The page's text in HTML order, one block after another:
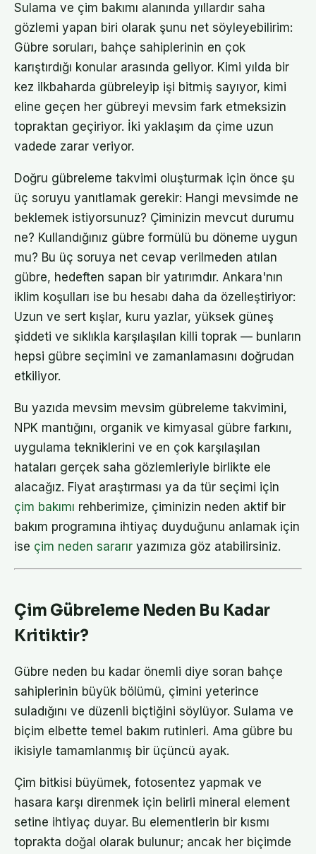
Sulama ve çim bakımı alanında yıllardır saha
gözlemi yapan biri olarak şunu net söyleyebilirim:
Gübre soruları, bahçe sahiplerinin en çok
karıştırdığı konular arasında geliyor. Kimi yılda bir
kez ilkbaharda gübreleyip işi bitmiş sayıyor, kimi
eline geçen her gübreyi mevsim fark etmeksizin
topraktan geçiriyor. İki yaklaşım da çime uzun
vadede zarar veriyor.
Doğru gübreleme takvimi oluşturmak için önce şu
üç soruyu yanıtlamak gerekir: Hangi mevsimde ne
beklemek istiyorsunuz? Çiminizin mevcut durumu
ne? Kullandığınız gübre formülü bu döneme uygun
mu? Bu üç soruya net cevap verilmeden atılan
gübre, hedeften sapan bir yatırımdır. Ankara'nın
iklim koşulları ise bu hesabı daha da özelleştiriyor:
Uzun ve sert kışlar, kuru yazlar, yüksek güneş
şiddeti ve sıklıkla karşılaşılan killi toprak — bunların
hepsi gübre seçimini ve zamanlamasını doğrudan
etkiliyor.
Bu yazıda mevsim mevsim gübreleme takvimini,
NPK mantığını, organik ve kimyasal gübre farkını,
uygulama tekniklerini ve en çok karşılaşılan
hataları gerçek saha gözlemleriyle birlikte ele
alacağız. Fiyat araştırması ya da tür seçimi için
çim bakımı rehberimize, çiminizin neden aktif bir
bakım programına ihtiyaç duyduğunu anlamak için
ise çim neden sararır yazımıza göz atabilirsiniz.
Çim Gübreleme Neden Bu Kadar
Kritiktir?
Gübre neden bu kadar önemli diye soran bahçe
sahiplerinin büyük bölümü, çimini yeterince
suladığını ve düzenli biçtiğini söylüyor. Sulama ve
biçim elbette temel bakım rutinleri. Ama gübre bu
ikisiyle tamamlanmış bir üçüncü ayak.
Çim bitkisi büyümek, fotosentez yapmak ve
hasara karşı direnmek için belirli mineral element
setine ihtiyaç duyar. Bu elementlerin bir kısmı
toprakta doğal olarak bulunur; ancak her biçimde